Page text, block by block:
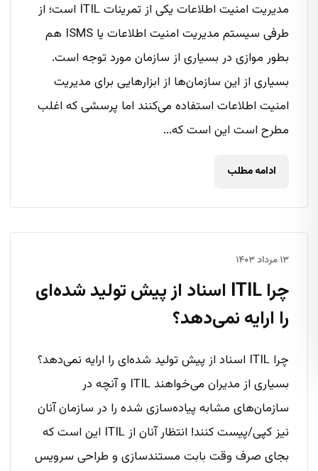
مدیریت امنیت اطلاعات یکی از تمرینات ITIL است؛ از
طرفی سیستم مدیریت امنیت اطلاعات یا ISMS هم
بطور موازی در بسیاری از سازمان مورد توجه است.
بسیاری از این سازمان‌ها از ابزارهایی برای مدیریت
امنیت اطلاعات استفاده می‌کنند اما پرسشی که اغلب
مطرح است این است که...
ادامه مطلب
۱۳ مرداد ۱۴۰۳
چرا ITIL اسناد از پیش تولید شده‌ای
را ارایه نمی‌دهد؟
چرا ITIL اسناد از پیش تولید شده‌ای را ارایه نمی‌دهد؟
بسیاری از مدیران می‌خواهند ITIL و آنچه در
سازمان‌های مشابه پیاده‌سازی شده را در سازمان آنان
نیز کپی/پیست کنند! انتظار آنان از ITIL این است که
بجای صرف وقت بابت مستندسازی و طراحی سرویس